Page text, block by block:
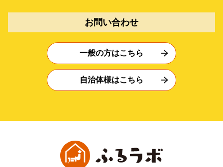
お問い合わせ
一般の方はこちら
自治体様はこちら